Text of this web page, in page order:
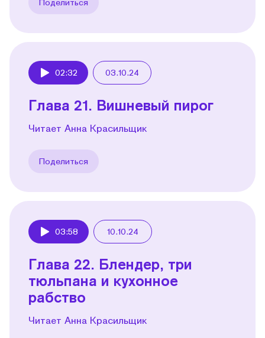
02:32 03.10.24
Глава 21. Вишневый пирог
Читает Анна Красильщик
Поделиться
03:58 10.10.24
Глава 22. Блендер, три
тюльпана и кухонное
рабство
Читает Анна Красильщик